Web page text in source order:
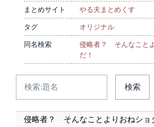
まとめサイト やる夫まとめくす
タグ オリジナル
同名検索
侵略者？ そんなこと
だ！
検索
侵略者？ そんなことよりおねショ